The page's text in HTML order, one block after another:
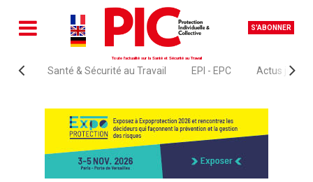
S'ABONNER
Toute l'actualité sur la Santé et Sécurité au Travail
Santé & Sécurité au Travail EPI - EPC Actus